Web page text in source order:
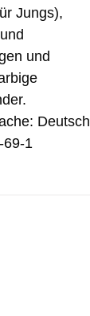
Jungs),
und
Deutsch
69-1